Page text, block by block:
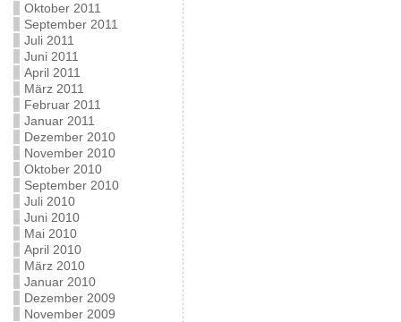
Oktober 2011
September 2011
Juli 2011
Juni 2011
April 2011
März 2011
Februar 2011
Januar 2011
Dezember 2010
November 2010
Oktober 2010
September 2010
Juli 2010
Juni 2010
Mai 2010
April 2010
März 2010
Januar 2010
Dezember 2009
November 2009